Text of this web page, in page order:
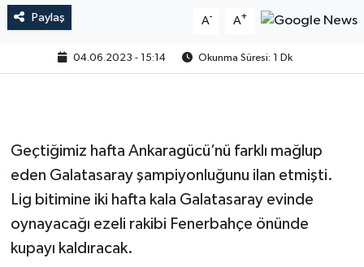
Paylaş A- A+
04.06.2023 - 15:14 Okunma Süresi: 1 Dk
Geçtiğimiz hafta Ankaragücü’nü farklı mağlup
eden Galatasaray şampiyonluğunu ilan etmişti.
Lig bitimine iki hafta kala Galatasaray evinde
oynayacağı ezeli rakibi Fenerbahçe önünde
kupayı kaldıracak.